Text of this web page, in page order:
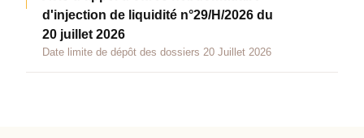
d'injection de liquidité n°29/H/2026 du
20 juillet 2026
Date limite de dépôt des dossiers 20 Juillet 2026